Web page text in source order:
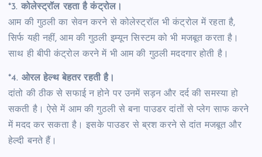
*3. कोलेस्ट्रॉल रहता है कंट्रोल।
आम की गुठली का सेवन करने से कोलेस्ट्रॉल भी कंट्रोल में रहता है,
सिर्फ यही नहीं, आम की गुठली इम्यून सिस्टम को भी मजबूत करता है।
साथ ही बीपी कंट्रोल करने में भी आम की गुठली मददगार होती है।
*4. ओरल हेल्थ बेहतर रहती है।
दांतो की ठीक से सफाई न होने पर उनमें सड़न और दर्द की समस्या हो
सकती है। ऐसे में आम की गुठली से बना पाउडर दांतों से प्लेग साफ करने
में मदद कर सकता है। इसके पाउडर से ब्रश करने से दांत मजबूत और
हेल्दी बनते हैं।